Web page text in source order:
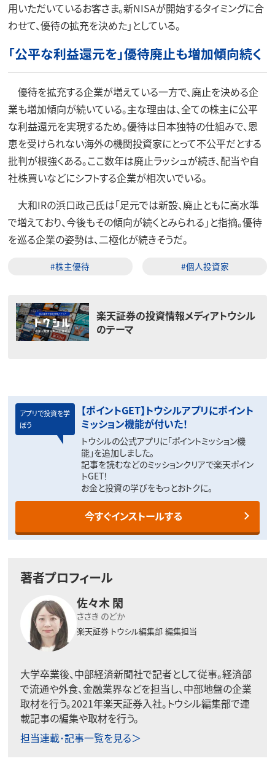
用いただいているお客さま。新NISAが開始するタイミングに合
わせて、優待の拡充を決めた」としている。
「公平な利益還元を」優待廃止も増加傾向続く
優待を拡充する企業が増えている一方で、廃止を決める企
業も増加傾向が続いている。主な理由は、全ての株主に公平
な利益還元を実現するため。優待は日本独特の仕組みで、恩
恵を受けられない海外の機関投資家にとって不公平だとする
批判が根強くある。ここ数年は廃止ラッシュが続き、配当や自
社株買いなどにシフトする企業が相次いでいる。
大和IRの浜口政己氏は「足元では新設、廃止ともに高水準
で増えており、今後もその傾向が続くとみられる」と指摘。優待
を巡る企業の姿勢は、二極化が続きそうだ。
#株主優待 #個人投資家
楽天証券の投資情報メディアトウシル
のテーマ
アプリで投資を学
ぼう
【ポイントGET】トウシルアプリにポイント
ミッション機能が付いた！
トウシルの公式アプリに「ポイントミッション機
能」を追加しました。
記事を読むなどのミッションクリアで楽天ポイン
トGET！
お金と投資の学びをもっとおトクに。
今すぐインストールする
著者プロフィール
佐々木 閑
ささき のどか
楽天証券 トウシル編集部 編集担当
大学卒業後、中部経済新聞社で記者として従事。経済部
で流通や外食、金融業界などを担当し、中部地盤の企業
取材を行う。2021年楽天証券入社。トウシル編集部で連
載記事の編集や取材を行う。
担当連載･記事一覧を見る＞